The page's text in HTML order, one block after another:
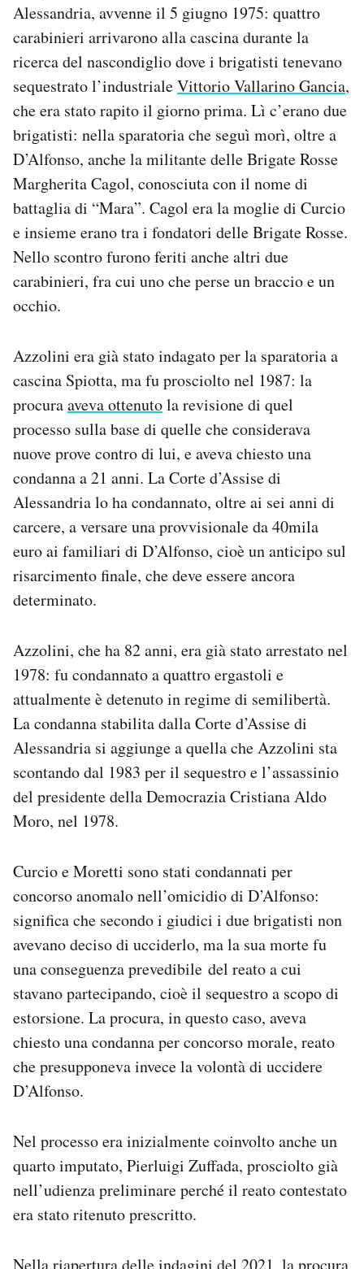
Alessandria, avvenne il 5 giugno 1975: quattro
carabinieri arrivarono alla cascina durante la
ricerca del nascondiglio dove i brigatisti tenevano
sequestrato l’industrialeVittorio Vallarino Gancia,
che era stato rapito il giorno prima. Lì c’erano due
brigatisti: nella sparatoria che seguì morì, oltre a
D’Alfonso, anche la militante delle Brigate Rosse
Margherita Cagol, conosciuta con il nome di
battaglia di “Mara”. Cagol era la moglie di Curcio
e insieme erano tra i fondatori delle Brigate Rosse.
Nello scontro furono feriti anche altri due
carabinieri, fra cui uno che perse un braccio e un
occhio.
Azzolini era già stato indagato per la sparatoria a
cascina Spiotta, ma fu prosciolto nel 1987: la
procuraaveva ottenutola revisione di quel
processo sulla base di quelle che considerava
nuove prove contro di lui, e aveva chiesto una
condanna a 21 anni. La Corte d’Assise di
Alessandria lo ha condannato, oltre ai sei anni di
carcere, a versare una provvisionale da 40mila
euro ai familiari di D’Alfonso, cioè un anticipo sul
risarcimento finale, che deve essere ancora
determinato.
Azzolini, che ha 82 anni, era già stato arrestato nel
1978: fu condannato a quattro ergastoli e
attualmente è detenuto in regime di semilibertà.
La condanna stabilita dalla Corte d’Assise di
Alessandria si aggiunge a quella che Azzolini sta
scontando dal 1983 per il sequestro e l’assassinio
del presidente della Democrazia Cristiana Aldo
Moro, nel 1978.
Curcio e Moretti sono stati condannati per
concorso anomalo nell’omicidio di D’Alfonso:
significa che secondo i giudici i due brigatisti non
avevano deciso di ucciderlo, ma la sua morte fu
una conseguenza prevedibile del reato a cui
stavano partecipando, cioè il sequestro a scopo di
estorsione. La procura, in questo caso, aveva
chiesto una condanna per concorso morale, reato
che presupponeva invece la volontà di uccidere
D’Alfonso.
Nel processo era inizialmente coinvolto anche un
quarto imputato, Pierluigi Zuffada, prosciolto già
nell’udienza preliminare perché il reato contestato
era stato ritenuto prescritto.
Nella riapertura delle indagini del 2021, la procura